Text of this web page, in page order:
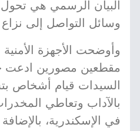
البيان الرسمي هي
وسائل التواصل إلى
وأوضحت الأجهزة
مقطعين مصورين ادعت
السيدات قيام أشخاص
بالآداب وتعاطي
في الإسكندرية،